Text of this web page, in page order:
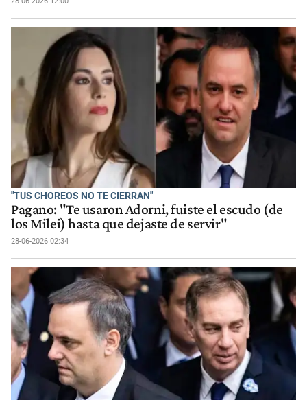
"TUS CHOREOS NO TE CIERRAN"
Pagano: "Te usaron Adorni, fuiste el escudo (de
los Milei) hasta que dejaste de servir"
28-06-2026 02:34